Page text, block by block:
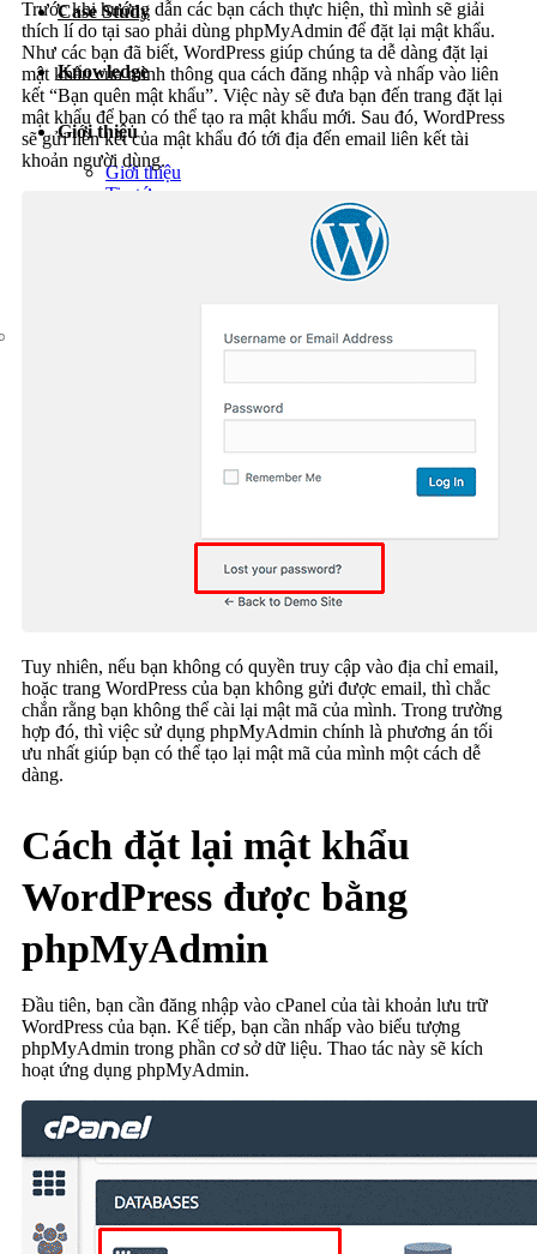
Dịch vụ chăm sóc website
Case Study
Knowledge
Giới thiệu
Giới thiệu
Tin tức
Trước khi hướng dẫn các bạn cách thực hiện, thì mình sẽ giải
thích lí do tại sao phải dùng phpMyAdmin để đặt lại mật khẩu.
Như các bạn đã biết, WordPress giúp chúng ta dễ dàng đặt lại
mật khẩu của mình thông qua cách đăng nhập và nhấp vào liên
kết “Bạn quên mật khẩu”. Việc này sẽ đưa bạn đến trang đặt lại
mật khẩu để bạn có thể tạo ra mật khẩu mới. Sau đó, WordPress
sẽ gửi liên kết của mật khẩu đó tới địa đến email liên kết tài
khoản người dùng.
Tuy nhiên, nếu bạn không có quyền truy cập vào địa chỉ email,
hoặc trang WordPress của bạn không gửi được email, thì chắc
chắn rằng bạn không thể cài lại mật mã của mình. Trong trường
hợp đó, thì việc sử dụng phpMyAdmin chính là phương án tối
ưu nhất giúp bạn có thể tạo lại mật mã của mình một cách dễ
dàng.
Cách đặt lại mật khẩu
WordPress được bằng
phpMyAdmin
Đầu tiên, bạn cần đăng nhập vào cPanel của tài khoản lưu trữ
WordPress của bạn. Kế tiếp, bạn cần nhấp vào biểu tượng
phpMyAdmin trong phần cơ sở dữ liệu. Thao tác này sẽ kích
hoạt ứng dụng phpMyAdmin.